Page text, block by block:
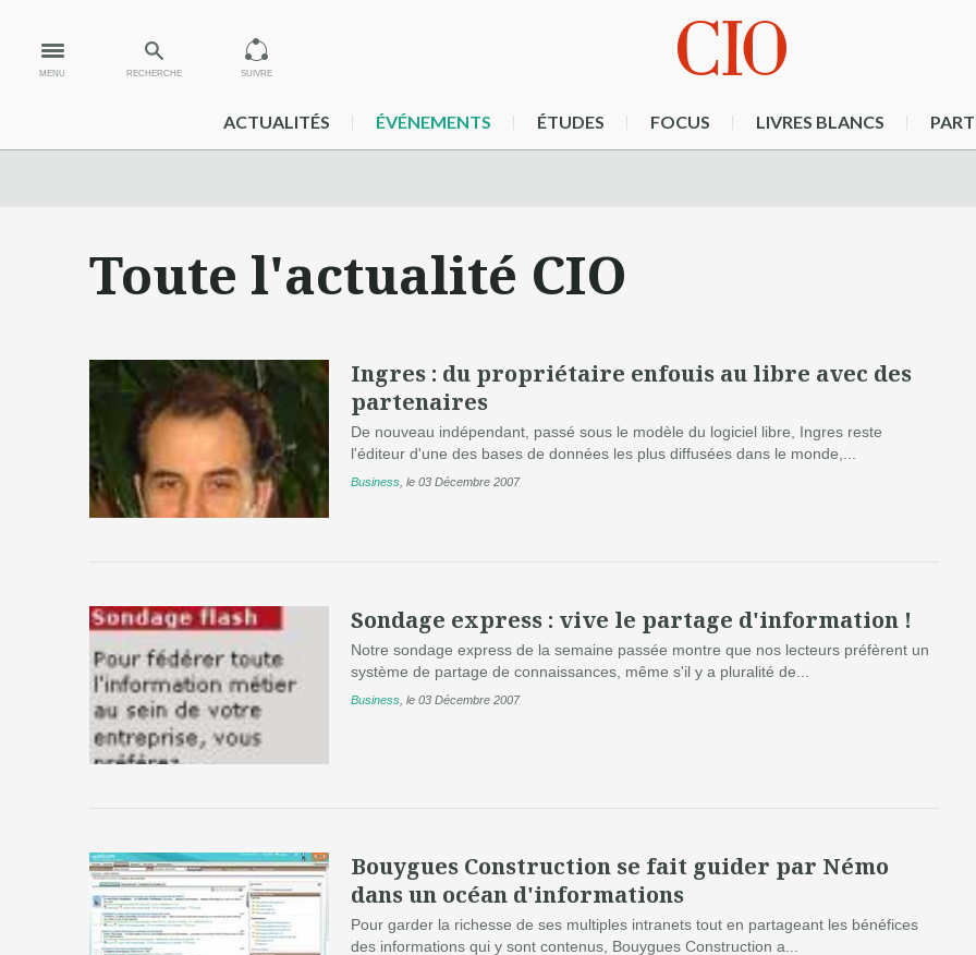
MENU RECHERCHE SUIVRE
ACTUALITÉS ÉVÉNEMENTS ÉTUDES FOCUS LIVRES BLANCS
Toute l'actualité CIO
Ingres : du propriétaire enfouis au libre avec des
partenaires
De nouveau indépendant, passé sous le modèle du logiciel libre, Ingres reste
l'éditeur d'une des bases de données les plus diffusées dans le monde,...
Business le 03 Décembre 2007
Sondage express : vive le partage d'information !
Notre sondage express de la semaine passée montre que nos lecteurs préfèrent un
système de partage de connaissances, même s'il y a pluralité de...
Business le 03 Décembre 2007
Bouygues Construction se fait guider par Némo
dans un océan d'informations
Pour garder la richesse de ses multiples intranets tout en partageant les bénéfices
des informations qui y sont contenus, Bouygues Construction a...